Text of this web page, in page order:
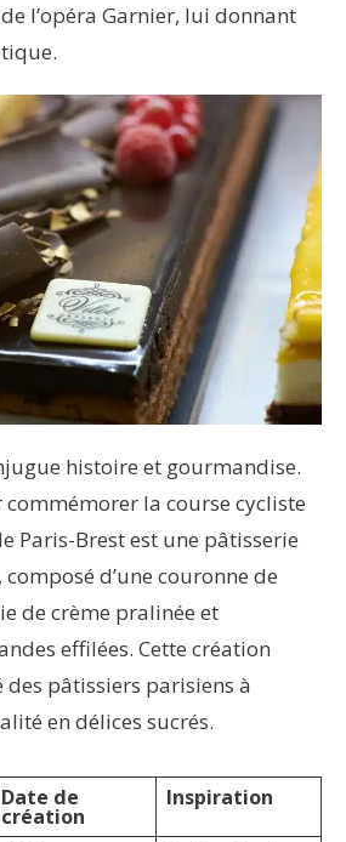
l’opéra Garnier, lui donnant
histoire et gourmandise.
commémorer la course cycliste
Paris-Brest est une pâtisserie
d’une couronne de
de crème pralinée et
effilées. Cette création
pâtissiers parisiens à
en délices sucrés.
Date de
création
Inspiration